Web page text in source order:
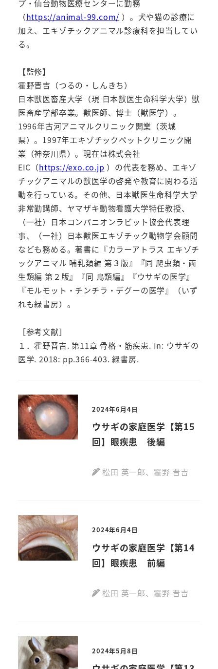
プ・仙台動物医療センターに勤務
（https://animal-99.com/ ）。犬や猫の診療に
加え、エキゾチックアニマル診療科を担当してい
る。
【監修】
霍野晋吉（つるの・しんきち）
日本獣医畜産大学（現 日本獣医生命科学大学）獣
医畜産学部卒業。獣医師、博士（獣医学）。
1996年古河アニマルクリニック開業（茨城
県）。1997年エキゾチックペットクリニック開
業（神奈川県）。現在は株式会社
EIC（https://exo.co.jp ）の代表を務め、エキゾ
チックアニマルの獣医学の啓発や教育に関わる活
動を行っている。その他、日本獣医生命科学大学
非常勤講師、ヤマザキ動物看護大学特任教授、
（一社）日本コンパニオンラビット協会代表理
事、（一社）日本獣医エキゾチック動物学会顧問
なども務める。著書に『カラーアトラス エキゾチ
ックアニマル 哺乳類編 第３版』『同 爬虫類・両
生類編 第２版』『同 鳥類編』『ウサギの医学』
『モルモット・チンチラ・デグーの医学』（いず
れも緑書房）。
［参考文献］
１．霍野晋吉. 第11章 骨格・筋疾患. In: ウサギの
医学. 2018: pp.366-403. 緑書房.
2024年6月4日
ウサギの家庭医学【第15
回】眼疾患 後編
松田 英一郎、 霍野 晋吉
2024年6月4日
ウサギの家庭医学【第14
回】眼疾患 前編
松田 英一郎、 霍野 晋吉
2024年5月8日